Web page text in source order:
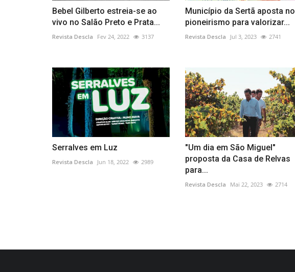
Bebel Gilberto estreia-se ao
vivo no Salão Preto e Prata...
Revista Descla Fev 24, 2022 3137
Município da Sertã aposta no
pioneirismo para valorizar...
Revista Descla Jul 3, 2023 2741
Serralves em Luz
Revista Descla Jun 18, 2022 2989
"Um dia em São Miguel"
proposta da Casa de Relvas
para...
Revista Descla Mai 22, 2023 2714